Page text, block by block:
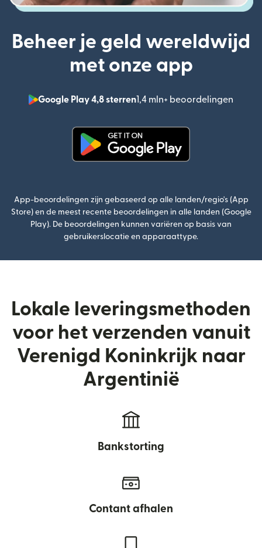
Beheer je geld wereldwijd
met onze app
Google Play 4,8 sterren1,4 mln+ beoordelingen
App-beoordelingen zijn gebaseerd op alle landen/regio's (App
Store) en de meest recente beoordelingen in alle landen (Google
Play). De beoordelingen kunnen variëren op basis van
gebruikerslocatie en apparaattype.
Lokale leveringsmethoden
voor het verzenden vanuit
Verenigd Koninkrijk naar
Argentinië
Bankstorting
Contant afhalen